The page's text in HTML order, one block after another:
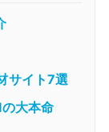
サイト7選
大本命